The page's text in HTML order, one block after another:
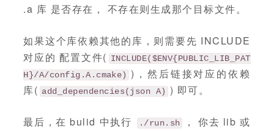
.a 库 是否存在， 不存在则生成那个目标文件。
如果这个库依赖其他的库，则需要先 INCLUDE
对应的 配置文件( INCLUDE($ENV{PUBLIC_LIB_PAT
H}/A/config.A.cmake) )，然后链接对应的依赖
库( add_dependencies(json A) ) 即可。
最后，在 bulid 中执行 ./run.sh ， 你去 lib 或